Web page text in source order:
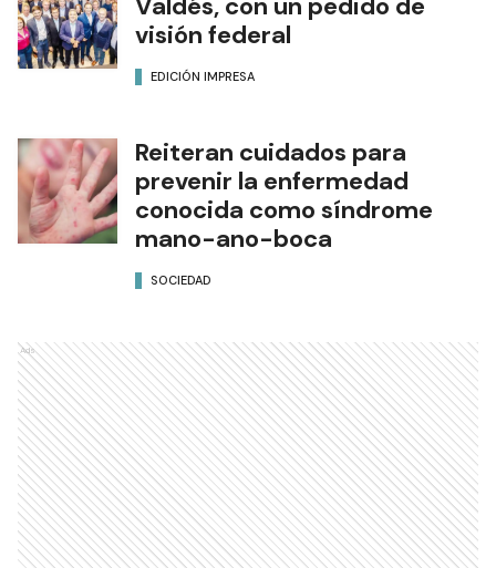
visión federal
EDICIÓN IMPRESA
Reiteran cuidados para
prevenir la enfermedad
conocida como síndrome
mano-ano-boca
SOCIEDAD
Ads